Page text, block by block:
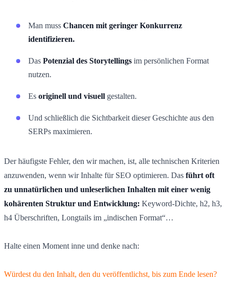
Man muss Chancen mit geringer Konkurrenz
identifizieren.
Das Potenzial des Storytellings im persönlichen Format
nutzen.
Es originell und visuell gestalten.
Und schließlich die Sichtbarkeit dieser Geschichte aus den
SERPs maximieren.
Der häufigste Fehler, den wir machen, ist, alle technischen Kriterien
anzuwenden, wenn wir Inhalte für SEO optimieren. Das führt oft
zu unnatürlichen und unleserlichen Inhalten mit einer wenig
kohärenten Struktur und Entwicklung: Keyword-Dichte, h2, h3,
h4 Überschriften, Longtails im „indischen Format“…
Halte einen Moment inne und denke nach:
Würdest du den Inhalt, den du veröffentlichst, bis zum Ende lesen?